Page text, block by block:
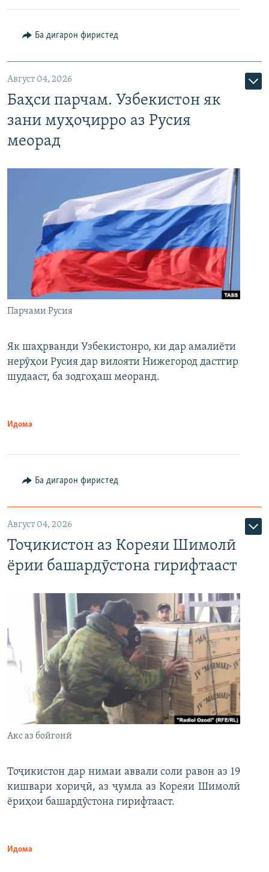
Ба дигарон фиристед
Август 04, 2026
Баҳси парчам. Узбекистон як
зани муҳоҷирро аз Русия
меорад
Парчами Русия
Як шаҳрванди Узбекистонро, ки дар амалиёти
нерӯҳои Русия дар вилояти Нижегород дастгир
шудааст, ба зодгоҳаш меоранд.
Идома
Ба дигарон фиристед
Август 04, 2026
Тоҷикистон аз Кореяи Шимолӣ
ёрии башардӯстона гирифтааст
Акс аз бойгонӣ
Тоҷикистон дар нимаи аввали соли равон аз 19
кишвари хориҷӣ, аз ҷумла аз Кореяи Шимолӣ
ёриҳои башардӯстона гирифтааст.
Идома